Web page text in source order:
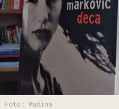
Foto: Mašina